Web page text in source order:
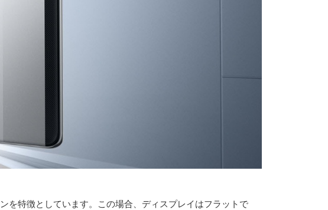
を特徴としています。この場合、ディスプレイはフラットで